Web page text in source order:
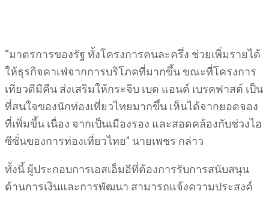
“มาตรการของรัฐ ทั้งโครงการคนละครึ่ง ช่วยเพิ่มรายได้
ให้ธุรกิจคาเฟ่จากการบริโภคที่มากขึ้น ขณะที่โครงการ
เที่ยวดีมีคืน ส่งเสริมให้กระจิบ เบด แอนด์ เบรคฟาสต์ เป็น
ที่สนใจของนักท่องเที่ยวไทยมากขึ้น เห็นได้จากยอดจอง
ที่เพิ่มขึ้น เนื่อง จากเป็นเมืองรอง และสอดคล้องกับช่วงไฮ
ซีซั่นของการท่องเที่ยวไทย” นายเพชร กล่าว
ทั้งนี้ ผู้ประกอบการเอสเอ็มอีที่ต้องการรับการสนับสนุน
ด้านการเงินและการพัฒนา สามารถแจ้งความประสงค์